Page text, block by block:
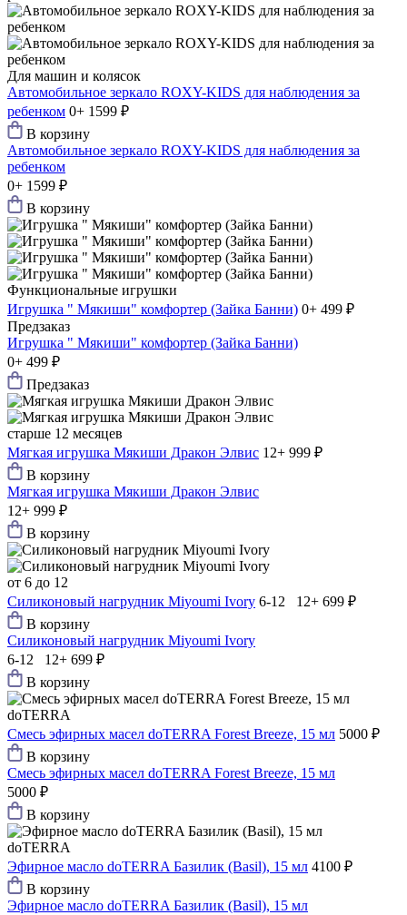
Для машин и колясок
Автомобильное зеркало ROXY-KIDS для наблюдения за
ребенком 0+ 1599 ₽
В корзину
Автомобильное зеркало ROXY-KIDS для наблюдения за
ребенком
0+ 1599 ₽
В корзину
Функциональные игрушки
Игрушка " Мякиши" комфортер (Зайка Банни) 0+ 499 ₽
Предзаказ
Игрушка " Мякиши" комфортер (Зайка Банни)
0+ 499 ₽
Предзаказ
старше 12 месяцев
Мягкая игрушка Мякиши Дракон Элвис 12+ 999 ₽
В корзину
Мягкая игрушка Мякиши Дракон Элвис
12+ 999 ₽
В корзину
от 6 до 12
Силиконовый нагрудник Мiyoumi Ivory 6-12 12+ 699 ₽
В корзину
Силиконовый нагрудник Мiyoumi Ivory
6-12 12+ 699 ₽
В корзину
doTERRA
Смесь эфирных масел doTERRA Forest Breeze, 15 мл 5000 ₽
В корзину
Смесь эфирных масел doTERRA Forest Breeze, 15 мл
5000 ₽
В корзину
doTERRA
Эфирное масло doTERRA Базилик (Basil), 15 мл 4100 ₽
В корзину
Эфирное масло doTERRA Базилик (Basil), 15 мл